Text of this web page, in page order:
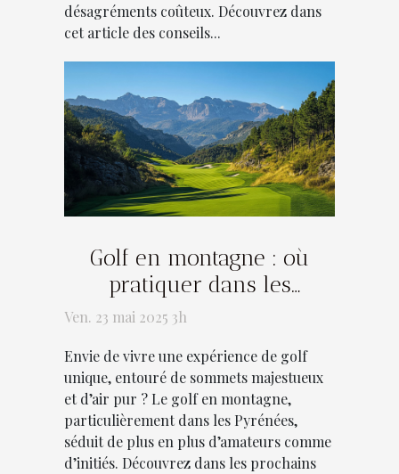
désagréments coûteux. Découvrez dans
cet article des conseils...
Golf en montagne : où
pratiquer dans les
Pyrénées
Ven. 23 mai 2025 3h
Envie de vivre une expérience de golf
unique, entouré de sommets majestueux
et d’air pur ? Le golf en montagne,
particulièrement dans les Pyrénées,
séduit de plus en plus d’amateurs comme
d’initiés. Découvrez dans les prochains